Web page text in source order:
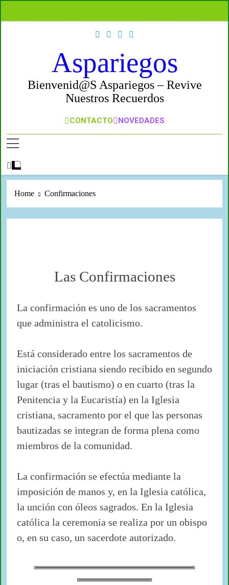
Aspariegos
Bienvenid@s Aspariegos – Revive
Nuestros Recuerdos
CONTACTO NOVEDADES
Home Confirmaciones
Las Confirmaciones
La confirmación es uno de los sacramentos
que administra el catolicismo.
Está considerado entre los sacramentos de
iniciación cristiana siendo recibido en segundo
lugar (tras el bautismo) o en cuarto (tras la
Penitencia y la Eucaristía) en la Iglesia
cristiana, sacramento por el que las personas
bautizadas se integran de forma plena como
miembros de la comunidad.
La confirmación se efectúa mediante la
imposición de manos y, en la Iglesia católica,
la unción con óleos sagrados. En la Iglesia
católica la ceremonia se realiza por un obispo
o, en su caso, un sacerdote autorizado.